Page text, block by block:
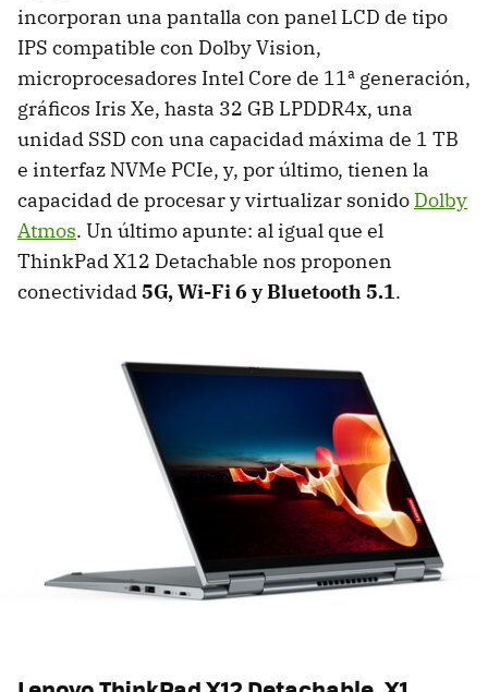
incorporan una pantalla con panel LCD de tipo
IPS compatible con Dolby Vision,
microprocesadores Intel Core de 11ª generación,
gráficos Iris Xe, hasta 32 GB LPDDR4x, una
unidad SSD con una capacidad máxima de 1 TB
e interfaz NVMe PCIe, y, por último, tienen la
capacidad de procesar y virtualizar sonido Dolby
Atmos. Un último apunte: al igual que el
ThinkPad X12 Detachable nos proponen
conectividad 5G, Wi-Fi 6 y Bluetooth 5.1.